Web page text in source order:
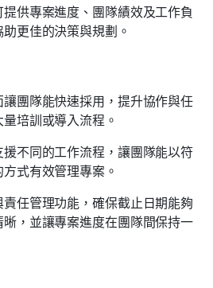
供專案進度、團隊績效及工作負
更佳的決策與規劃。
團隊能快速採用，提升協作與任
培訓或導入流程。
不同的工作流程，讓團隊能以符
式有效管理專案。
任管理功能，確保截止日期能夠
，並讓專案進度在團隊間保持一